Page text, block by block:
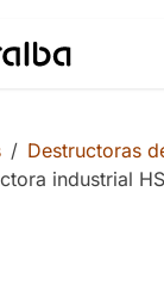
Destructoras
industrial